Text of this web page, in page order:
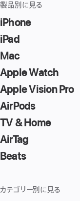
製品別に見る
iPhone
iPad
Mac
Apple Watch
Apple Vision Pro
AirPods
TV & Home
AirTag
Beats
カテゴリー別に見る